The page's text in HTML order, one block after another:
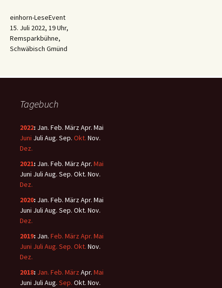
einhorn-LeseEvent
15. Juli 2022, 19 Uhr,
Remsparkbühne,
Schwäbisch Gmünd
Tagebuch
2022: Jan. Feb. MärzApr. Mai
Juni Juli Aug. Sep. Okt. Nov.
Dez.
2021: Jan. Feb. MärzApr. Mai
Juni Juli Aug. Sep. Okt. Nov.
Dez.
2020: Jan. Feb. MärzApr. Mai
Juni Juli Aug. Sep. Okt. Nov.
Dez.
2019: Jan. Feb. März Apr. Mai
Juni Juli Aug. Sep. Okt. Nov.
Dez.
2018: Jan. Feb. März Apr. Mai
Juni Juli Aug. Sep. Okt. Nov.